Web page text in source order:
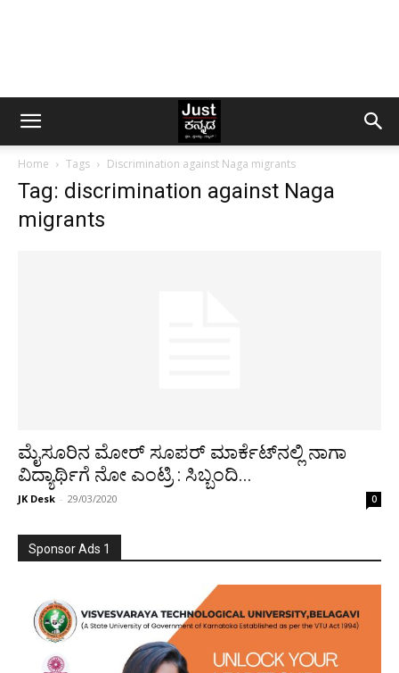
Home Tags Discrimination against Naga migrants
Tag: discrimination against Naga
migrants
ಮೈಸೂರಿನ ಮೋರ್ ಸೂಪರ್ ಮಾರ್ಕೆಟ್‌ನಲ್ಲಿ ನಾಗಾ
ವಿದ್ಯಾರ್ಥಿಗೆ ನೋ ಎಂಟ್ರಿ : ಸಿಬ್ಬಂದಿ...
JK Desk - 29/03/2020 0
Sponsor Ads 1